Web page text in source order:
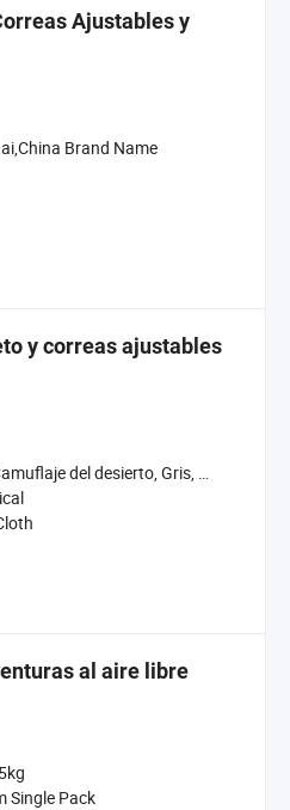
Ajustables y
Brand Name
y correas ajustables
del desierto, Gris, Verde
al aire libre
Single Pack